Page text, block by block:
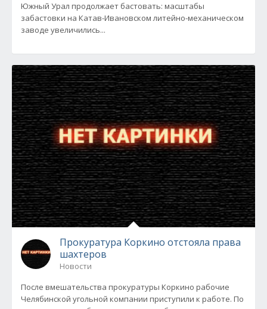
Южный Урал продолжает бастовать: масштабы
забастовки на Катав-Ивановском литейно-механическом
заводе увеличились...
Прокуратура Коркино отстояла права
шахтеров
Новости
После вмешательства прокуратуры Коркино рабочие
Челябинской угольной компании приступили к работе. По